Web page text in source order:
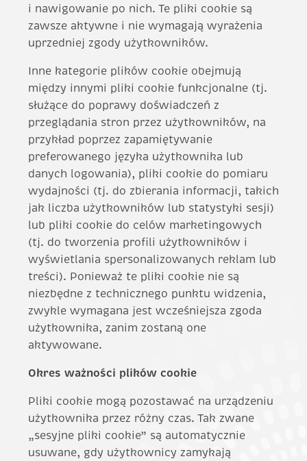
i nawigowanie po nich. Te pliki cookie są
zawsze aktywne i nie wymagają wyrażenia
uprzedniej zgody użytkowników.
Inne kategorie plików cookie obejmują
między innymi pliki cookie funkcjonalne (tj.
służące do poprawy doświadczeń z
przeglądania stron przez użytkowników, na
przykład poprzez zapamiętywanie
preferowanego języka użytkownika lub
danych logowania), pliki cookie do pomiaru
wydajności (tj. do zbierania informacji, takich
jak liczba użytkowników lub statystyki sesji)
lub pliki cookie do celów marketingowych
(tj. do tworzenia profili użytkowników i
wyświetlania spersonalizowanych reklam lub
treści). Ponieważ te pliki cookie nie są
niezbędne z technicznego punktu widzenia,
zwykle wymagana jest wcześniejsza zgoda
użytkownika, zanim zostaną one
aktywowane.
Okres ważności plików cookie
Pliki cookie mogą pozostawać na urządzeniu
użytkownika przez różny czas. Tak zwane
„sesyjne pliki cookie” są automatycznie
usuwane, gdy użytkownicy zamykają